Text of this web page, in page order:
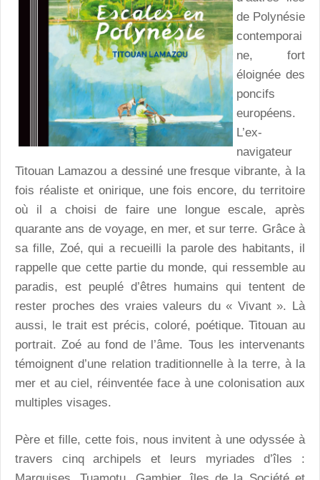
de Polynésie
contemporai
ne, fort
éloignée des
poncifs
européens.
L’ex-
navigateur
Titouan Lamazou a dessiné une fresque vibrante, à la
fois réaliste et onirique, une fois encore, du territoire
où il a choisi de faire une longue escale, après
quarante ans de voyage, en mer, et sur terre. Grâce à
sa fille, Zoé, qui a recueilli la parole des habitants, il
rappelle que cette partie du monde, qui ressemble au
paradis, est peuplé d’êtres humains qui tentent de
rester proches des vraies valeurs du « Vivant ». Là
aussi, le trait est précis, coloré, poétique. Titouan au
portrait. Zoé au fond de l’âme. Tous les intervenants
témoignent d’une relation traditionnelle à la terre, à la
mer et au ciel, réinventée face à une colonisation aux
multiples visages.
Père et fille, cette fois, nous invitent à une odyssée à
travers cinq archipels et leurs myriades d’îles :